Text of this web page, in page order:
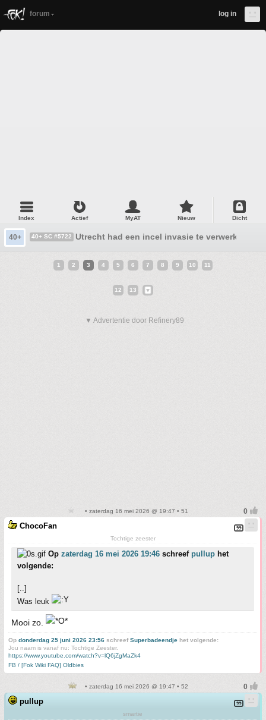
forum log in
Index Actief MyAT Nieuw Dicht
40+ 40+ SC #5722 Utrecht had een incel invasie te verwerken!!
1 2 3 4 5 6 7 8 9 10 11
12 13
▼ Advertentie door Refinery89
• zaterdag 16 mei 2026 @ 19:47 • 51
ChocoFan
Tochtige zeester
Op zaterdag 16 mei 2026 19:46 schreef pullup het
volgende:
[..]
Was leuk
Mooi zo.
Op donderdag 25 juni 2026 23:56 schreefSuperbadeendje het volgende:
Jou naam is vanaf nu: Tochtige Zeester.
https://www.youtube.com/watch?v=lQ6jZgMaZk4
FB / [Fok Wiki FAQ] Oldbies
• zaterdag 16 mei 2026 @ 19:47 • 52
pullup
smartie